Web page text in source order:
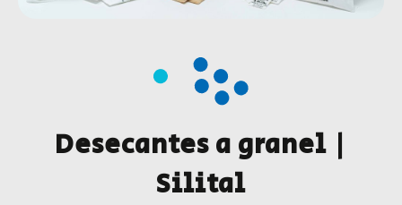
Desecantes a granel |
Silital